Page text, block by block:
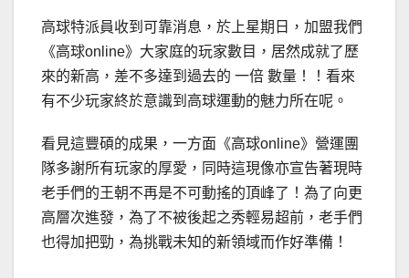
高球特派員收到可靠消息，於上星期日，加盟我們
《高球online》大家庭的玩家數目，居然成就了歷
來的新高，差不多達到過去的 一倍 數量！！看來
有不少玩家終於意識到高球運動的魅力所在呢。
看見這豐碩的成果，一方面《高球online》營運團
隊多謝所有玩家的厚愛，同時這現像亦宣告著現時
老手們的王朝不再是不可動搖的頂峰了！為了向更
高層次進發，為了不被後起之秀輕易超前，老手們
也得加把勁，為挑戰未知的新領域而作好準備！